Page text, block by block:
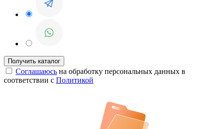
Соглашаюсь на обработку персональных данных в
соответствии с Политикой